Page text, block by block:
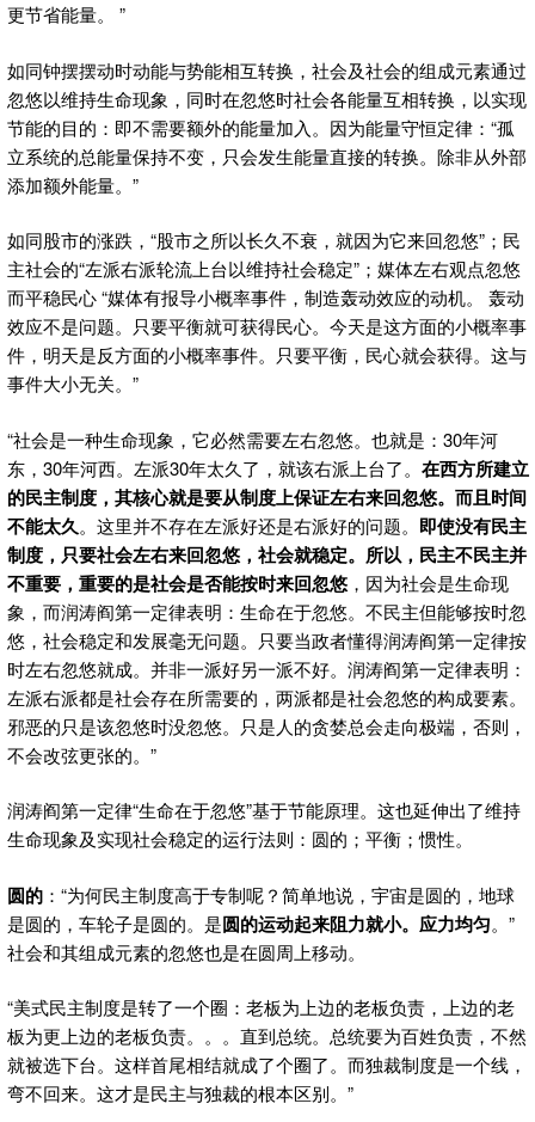
更节省能量。 ”
如同钟摆摆动时动能与势能相互转换，社会及社会的组成元素通过
忽悠以维持生命现象，同时在忽悠时社会各能量互相转换，以实现
节能的目的：即不需要额外的能量加入。因为能量守恒定律：“孤
立系统的总能量保持不变，只会发生能量直接的转换。除非从外部
添加额外能量。”
如同股市的涨跌，“股市之所以长久不衰，就因为它来回忽悠”；民
主社会的“左派右派轮流上台以维持社会稳定”；媒体左右观点忽悠
而平稳民心 “媒体有报导小概率事件，制造轰动效应的动机。 轰动
效应不是问题。只要平衡就可获得民心。今天是这方面的小概率事
件，明天是反方面的小概率事件。只要平衡，民心就会获得。这与
事件大小无关。”
“社会是一种生命现象，它必然需要左右忽悠。也就是：30年河
东，30年河西。左派30年太久了，就该右派上台了。 在西方所建立
的民主制度，其核心就是要从制度上保证左右来回忽悠。而且时间
不能太久。这里并不存在左派好还是右派好的问题。 即使没有民主
制度，只要社会左右来回忽悠，社会就稳定。所以，民主不民主并
不重要，重要的是社会是否能按时来回忽悠 ，因为社会是生命现
象，而润涛阎第一定律表明：生命在于忽悠。不民主但能够按时忽
悠，社会稳定和发展毫无问题。只要当政者懂得润涛阎第一定律按
时左右忽悠就成。并非一派好另一派不好。润涛阎第一定律表明：
左派右派都是社会存在所需要的，两派都是社会忽悠的构成要素。
邪恶的只是该忽悠时没忽悠。只是人的贪婪总会走向极端，否则，
不会改弦更张的。”
润涛阎第一定律“生命在于忽悠”基于节能原理。这也延伸出了维持
生命现象及实现社会稳定的运行法则：圆的；平衡；惯性。
圆的 ：“为何民主制度高于专制呢？简单地说，宇宙是圆的，地球
是圆的，车轮子是圆的。是圆的运动起来阻力就小。应力均匀。”
社会和其组成元素的忽悠也是在圆周上移动。
“美式民主制度是转了一个圈：老板为上边的老板负责，上边的老
板为更上边的老板负责。。。直到总统。总统要为百姓负责，不然
就被选下台。这样首尾相结就成了个圈了。而独裁制度是一个线，
弯不回来。这才是民主与独裁的根本区别。”